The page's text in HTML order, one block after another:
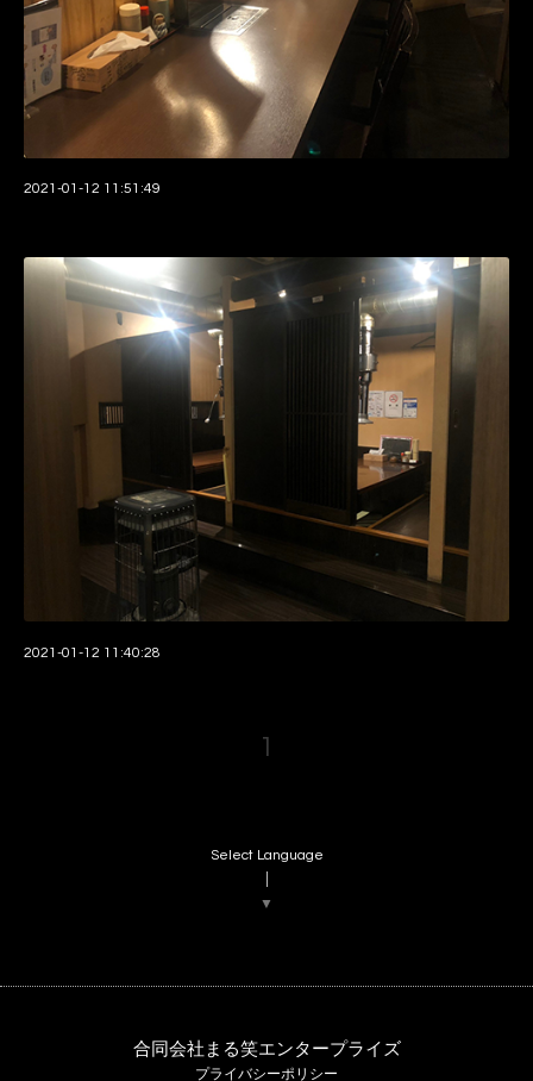
2021-01-12 11:51:49
2021-01-12 11:40:28
1
Select Language
▼
合同会社まる笑エンタープライズ
プライバシーポリシー